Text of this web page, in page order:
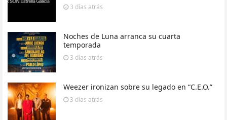
3 días atrás
Noches de Luna arranca su cuarta
temporada
3 días atrás
Weezer ironizan sobre su legado en “C.E.O.”
3 días atrás